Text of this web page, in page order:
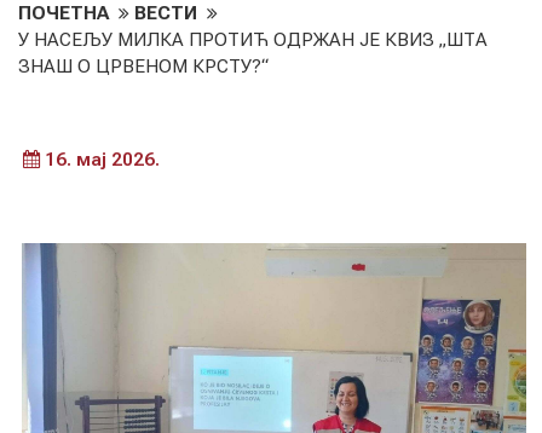
ПОЧЕТНА
ВЕСТИ
У НАСЕЉУ МИЛКА ПРОТИЋ ОДРЖАН ЈЕ КВИЗ „ШТА
ЗНАШ О ЦРВЕНОМ КРСТУ?“
16. мај 2026.